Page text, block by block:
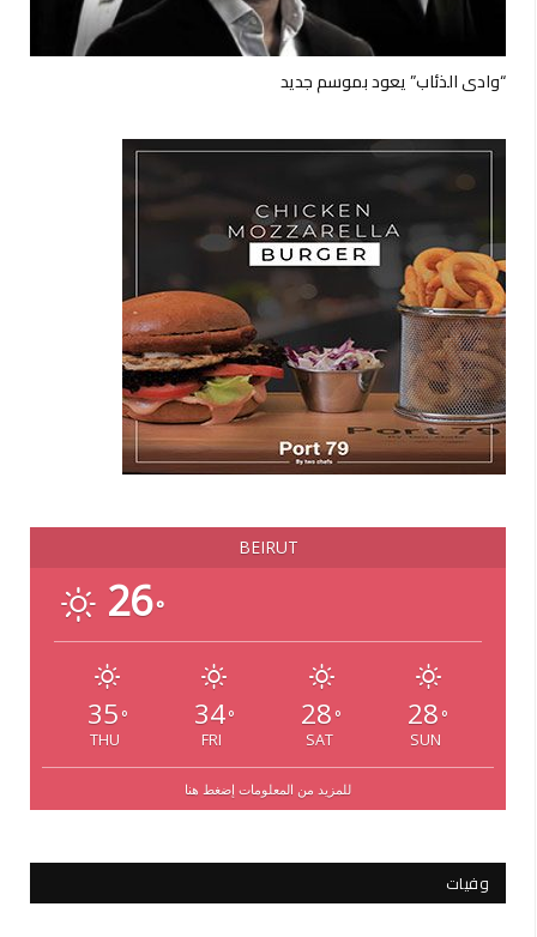
“وادي الذئاب” يعود بموسم جديد
BEIRUT
26°
35 °
THU
34°
FRI
28 °
SAT
28 °
SUN
للمزيد من المعلومات إضغط هنا
وفيات